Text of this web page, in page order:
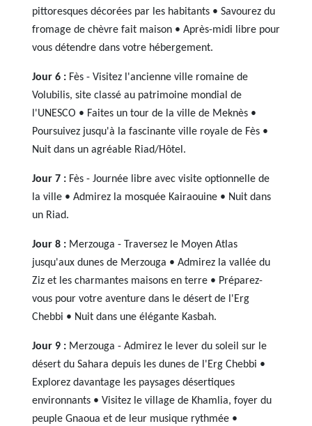
pittoresques décorées par les habitants • Savourez du
fromage de chèvre fait maison • Après-midi libre pour
vous détendre dans votre hébergement.
Jour 6 :Fès - Visitez l'ancienne ville romaine de
Volubilis, site classé au patrimoine mondial de
l'UNESCO • Faites un tour de la ville de Meknès •
Poursuivez jusqu'à la fascinante ville royale de Fès •
Nuit dans un agréable Riad/Hôtel.
Jour 7 :Fès - Journée libre avec visite optionnelle de
la ville • Admirez la mosquée Kairaouine • Nuit dans
un Riad.
Jour 8 :Merzouga - Traversez le Moyen Atlas
jusqu'aux dunes de Merzouga • Admirez la vallée du
Ziz et les charmantes maisons en terre • Préparez-
vous pour votre aventure dans le désert de l'Erg
Chebbi • Nuit dans une élégante Kasbah.
Jour 9 :Merzouga - Admirez le lever du soleil sur le
désert du Sahara depuis les dunes de l'Erg Chebbi •
Explorez davantage les paysages désertiques
environnants • Visitez le village de Khamlia, foyer du
peuple Gnaoua et de leur musique rythmée •